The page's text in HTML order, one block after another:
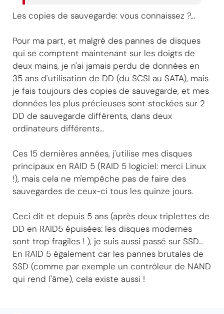
Les copies de sauvegarde: vous connaissez ?...
Pour ma part, et malgré des pannes de disques
qui se comptent maintenant sur les doigts de
deux mains, je n'ai jamais perdu de données en
35 ans d'utilisation de DD (du SCSI au SATA), mais
je fais toujours des copies de sauvegarde, et mes
données les plus précieuses sont stockées sur 2
DD de sauvegarde différents, dans deux
ordinateurs différents...
Ces 15 dernières années, j'utilise mes disques
principaux en RAID 5 (RAID 5 logiciel: merci Linux
!), mais cela ne m'empêche pas de faire des
sauvegardes de ceux-ci tous les quinze jours.
Ceci dit et depuis 5 ans (après deux triplettes de
DD en RAID5 épuisées: les disques modernes
sont trop fragiles ! ), je suis aussi passé sur SSD...
En RAID 5 également car les pannes brutales de
SSD (comme par exemple un contrôleur de NAND
qui rend l'âme), cela existe aussi !